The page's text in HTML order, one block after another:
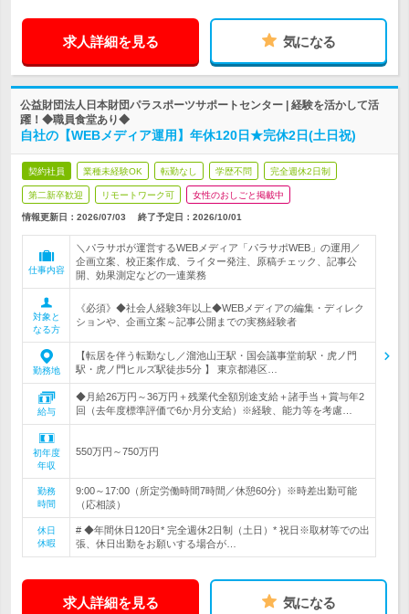
求人詳細を見る 気になる
公益財団法人日本財団パラスポーツサポートセンター | 経験を活かして活
躍！◆職員食堂あり◆
自社の【WEBメディア運用】年休120日★完休2日(土日祝)
契約社員 業種未経験OK 転勤なし 学歴不問 完全週休2日制
第二新卒歓迎 リモートワーク可 女性のおしごと掲載中
情報更新日：2026/07/03 終了予定日： 2026/10/01
仕事内容
＼パラサポが運営するWEBメディア「パラサポWEB」の運用／
企画立案、校正案作成、ライター発注、原稿チェック、記事公
開、効果測定などの一連業務
対象と
なる方
《必須》◆社会人経験3年以上◆WEBメディアの編集・ディレク
ションや、企画立案～記事公開までの実務経験者
勤務地
【転居を伴う転勤なし／溜池山王駅・国会議事堂前駅・虎ノ門
駅・虎ノ門ヒルズ駅徒歩5分 】 東京都港区…
給与
◆月給26万円～36万円＋残業代全額別途支給＋諸手当＋賞与年2
回（去年度標準評価で6か月分支給）※経験、能力等を考慮…
初年度
年収
550万円～750万円
勤務
時間
9:00～17:00（所定労働時間7時間／休憩60分）※時差出勤可能
（応相談）
休日
休暇
# ◆年間休日120日* 完全週休2日制（土日）* 祝日※取材等での出
張、休日出勤をお願いする場合が…
求人詳細を見る 気になる